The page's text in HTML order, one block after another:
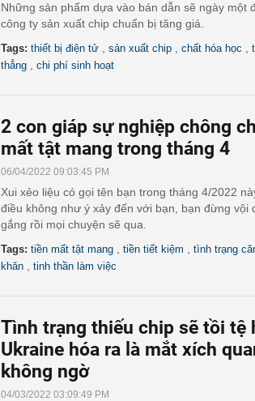
Những sản phẩm dựa vào bán dẫn sẽ ngày một
công ty sản xuất chip chuẩn bị tăng giá.
Tags: thiết bị điện tử sản xuất chip chất hóa học
thẳng
chi phí sinh hoạt
2 con giáp sự nghiệp chông
mất tật mang trong tháng 4
06/04/2022 09:03:45 PM
Xui xẻo liệu có gọi tên bạn trong tháng 4/2022
điều không như ý xảy đến với bạn, bạn đừng vội
gắng rồi mọi chuyện sẽ qua.
Tags: tiền mất tật mang tiền tiết kiệm tình trạng
khăn
tinh thần làm việc
Tình trạng thiếu chip sẽ tồi tệ
Ukraine hóa ra là mắt xích
không ngờ
04/03/2022 03:09:49 PM